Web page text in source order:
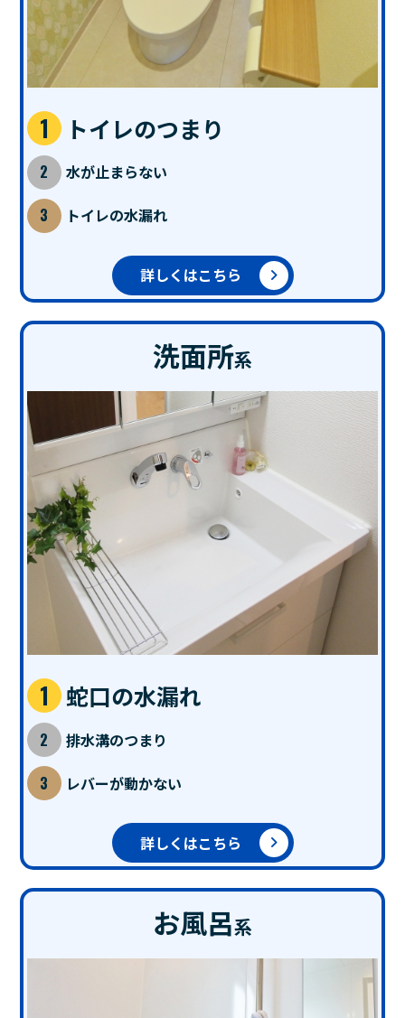
トイレのつまり
水が止まらない
トイレの水漏れ
詳しくはこちら
洗面所系
蛇口の水漏れ
排水溝のつまり
レバーが動かない
詳しくはこちら
お風呂系